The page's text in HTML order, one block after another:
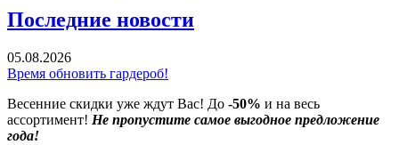
Последние новости
05.08.2026
Время обновить гардероб!
Весенние скидки уже ждут Вас! До -50% и на весь
ассортимент! Не пропустите самое выгодное предложение
года!